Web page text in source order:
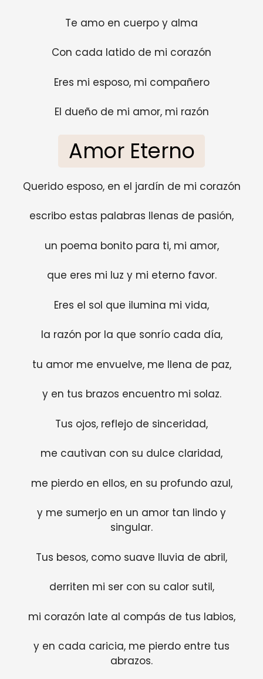
Te amo en cuerpo y alma
Con cada latido de mi corazón
Eres mi esposo, mi compañero
El dueño de mi amor, mi razón
Amor Eterno
Querido esposo, en el jardín de mi corazón
escribo estas palabras llenas de pasión,
un poema bonito para ti, mi amor,
que eres mi luz y mi eterno favor.
Eres el sol que ilumina mi vida,
la razón por la que sonrío cada día,
tu amor me envuelve, me llena de paz,
y en tus brazos encuentro mi solaz.
Tus ojos, reflejo de sinceridad,
me cautivan con su dulce claridad,
me pierdo en ellos, en su profundo azul,
y me sumerjo en un amor tan lindo y
singular.
Tus besos, como suave lluvia de abril,
derriten mi ser con su calor sutil,
mi corazón late al compás de tus labios,
y en cada caricia, me pierdo entre tus
abrazos.